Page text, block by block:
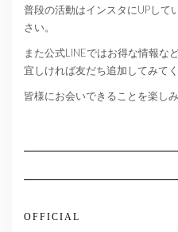
普段の活動はインスタにUPして
さい。
また公式LINEではお得な情報な
宜しければ友だち追加してみてく
皆様にお会いできることを楽し
OFFICIAL